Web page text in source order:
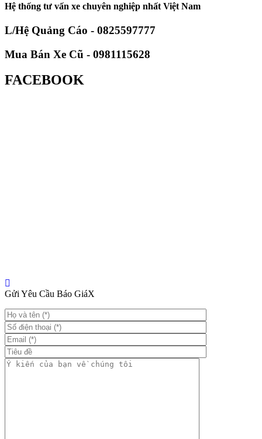
Hệ thống tư vấn xe chuyên nghiệp nhất Việt Nam
L/Hệ Quảng Cáo - 0825597777
Mua Bán Xe Cũ - 0981115628
FACEBOOK
Gửi Yêu Cầu Báo GiáX